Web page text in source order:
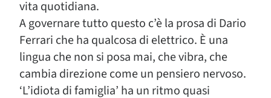
vita quotidiana.
A governare tutto questo c’è la prosa di Dario
Ferrari che ha qualcosa di elettrico. È una
lingua che non si posa mai, che vibra, che
cambia direzione come un pensiero nervoso.
‘L’idiota di famiglia’ ha un ritmo quasi